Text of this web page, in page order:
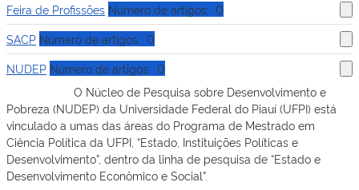
Feira de Profissões Número de artigos: 0
SACP Número de artigos: 0
NUDEP Número de artigos: 0
O Núcleo de Pesquisa sobre Desenvolvimento e
Pobreza (NUDEP) da Universidade Federal do Piauí (UFPI) está
vinculado a umas das áreas do Programa de Mestrado em
Ciência Política da UFPI, “Estado, Instituições Políticas e
Desenvolvimento”, dentro da linha de pesquisa de “Estado e
Desenvolvimento Econômico e Social”.